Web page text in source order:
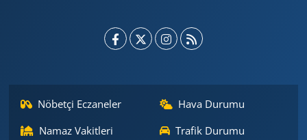
Nöbetçi Eczaneler
Hava Durumu
Namaz Vakitleri
Trafik Durumu